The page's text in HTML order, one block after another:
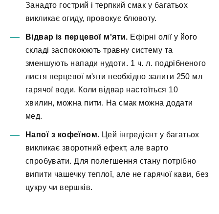
Занадто гострий і терпкий смак у багатьох
викликає огиду, провокує блювоту.
Відвар із перцевої м'яти. Ефірні олії у його
складі заспокоюють травну систему та
зменшують напади нудоти. 1 ч. л. подрібненого
листя перцевої м'яти необхідно залити 250 мл
гарячої води. Коли відвар настоїться 10
хвилин, можна пити. На смак можна додати
мед.
Напої з кофеїном. Цей інгредієнт у багатьох
викликає зворотний ефект, але варто
спробувати. Для полегшення стану потрібно
випити чашечку теплої, але не гарячої кави, без
цукру чи вершків.